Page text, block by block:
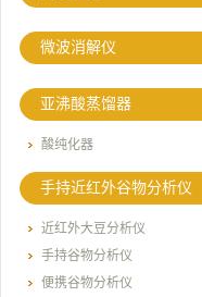
微波消解仪
亚沸酸蒸馏器
酸纯化器
手持近红外谷物分析仪
近红外大豆分析仪
手持谷物分析仪
便携谷物分析仪